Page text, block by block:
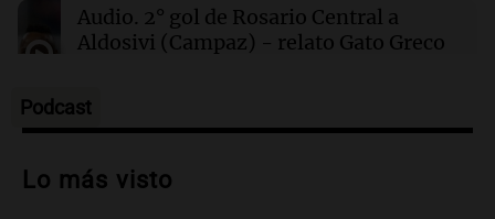
Audio. 2° gol de Rosario Central a
Aldosivi (Campaz) - relato Gato Greco
Audio.Nuevo desarrollo urbano y casa
en Villa María
Podcast
Lo más visto